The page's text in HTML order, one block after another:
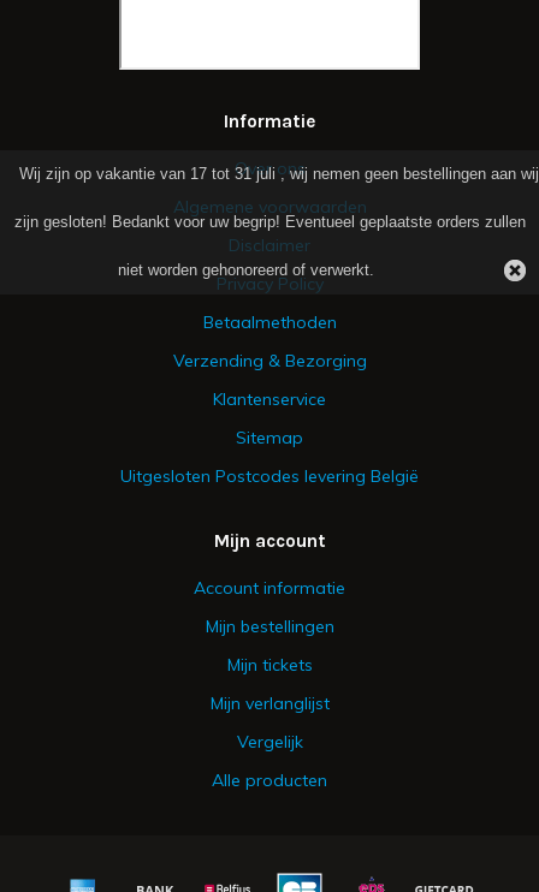
Wij zijn op vakantie van 17 tot 31 juli , wij nemen geen bestellingen aan wij
zijn gesloten! Bedankt voor uw begrip! Eventueel geplaatste orders zullen
niet worden gehonoreerd of verwerkt.
Informatie
Over ons
Algemene voorwaarden
Disclaimer
Privacy Policy
Betaalmethoden
Verzending & Bezorging
Klantenservice
Sitemap
Uitgesloten Postcodes levering België
Mijn account
Account informatie
Mijn bestellingen
Mijn tickets
Mijn verlanglijst
Vergelijk
Alle producten